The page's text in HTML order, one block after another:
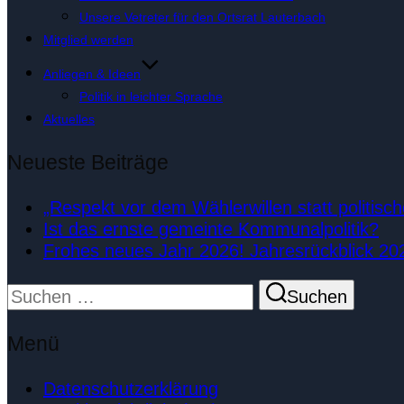
Unsere Vetreter für den Ortsrat Lauterbach
Mitglied werden
Anliegen & Ideen
Politik in leichter Sprache
Aktuelles
Neueste Beiträge
„Respekt vor dem Wählerwillen statt
Ist das ernste gemeinte Kommunalpolitik?
Frohes neues Jahr 2026! Jahresrückblick
Suchen
nach:
Suchen
Menü
Datenschutzerklärung